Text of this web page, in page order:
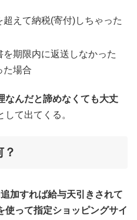
えて納税(寄付)しちゃった
期限内に返送しなかった
た場合
なんだと諦めなくても大丈
て出てくる。
加すれば給与天引きされて
使って指定ショッピングサイ